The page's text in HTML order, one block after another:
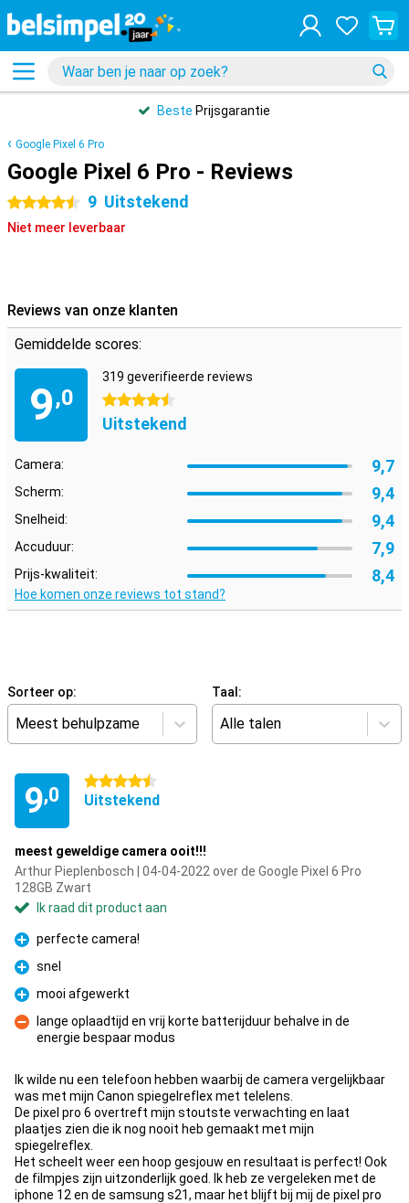
Beste Prijsgarantie
Google Pixel 6 Pro
Google Pixel 6 Pro - Reviews
4.5 sterren 9 Uitstekend
Niet meer leverbaar
Reviews van onze klanten
Gemiddelde scores:
9,0
319 geverifieerde reviews
4.5 sterren
Uitstekend
Camera: 9,7
Scherm: 9,4
Snelheid: 9,4
Accuduur: 7,9
Prijs-kwaliteit: 8,4
Hoe komen onze reviews tot stand?
Sorteer op:
Meest behulpzame
Taal:
Alle talen
9,0
4.5 sterren
Uitstekend
meest geweldige camera ooit!!!
Arthur Pieplenbosch | 04-04-2022 over de Google Pixel 6 Pro
128GB Zwart
Ik raad dit product aan
Pluspunt
perfecte camera!
Pluspunt
snel
Pluspunt
mooi afgewerkt
Minpunt
lange oplaadtijd en vrij korte batterijduur behalve in de
energie bespaar modus
Ik wilde nu een telefoon hebben waarbij de camera vergelijkbaar
was met mijn Canon spiegelreflex met telelens.
De pixel pro 6 overtreft mijn stoutste verwachting en laat
plaatjes zien die ik nog nooit heb gemaakt met mijn
spiegelreflex.
Het scheelt weer een hoop gesjouw en resultaat is perfect! Ook
de filmpjes zijn uitzonderlijk goed. Ik heb ze vergeleken met de
iphone 12 en de samsung s21, maar het blijft bij mij de pixel pro